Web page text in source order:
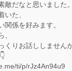
敵だなと思いました。
いた、
関係を好みます。
、
くりお話ししません
ti/p/rJz4An94u9